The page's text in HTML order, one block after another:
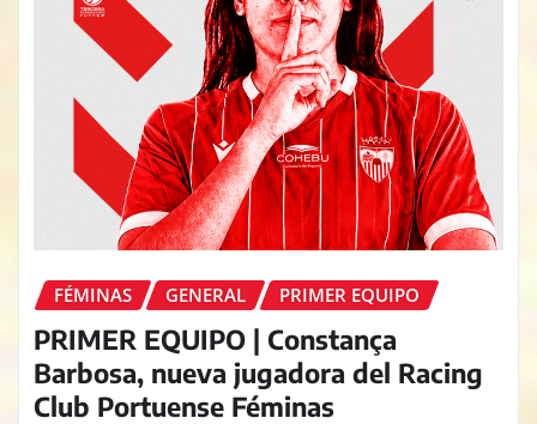
FÉMINAS GENERAL PRIMER EQUIPO
PRIMER EQUIPO | Constança
Barbosa, nueva jugadora del Racing
Club Portuense Féminas